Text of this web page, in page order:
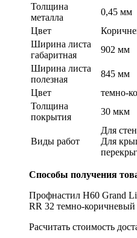
Толщина
металла
0,45 мм
Цвет
Ширина листа
габаритная
902 мм
Ширина листа
полезная
845 мм
Цвет
темно-
Толщина
покрытия
30 мкм
Виды работ
Для
Для
Способы получения
Профнастил Н60 Grand
RR 32 темно-коричневый
Расчитать стоимость